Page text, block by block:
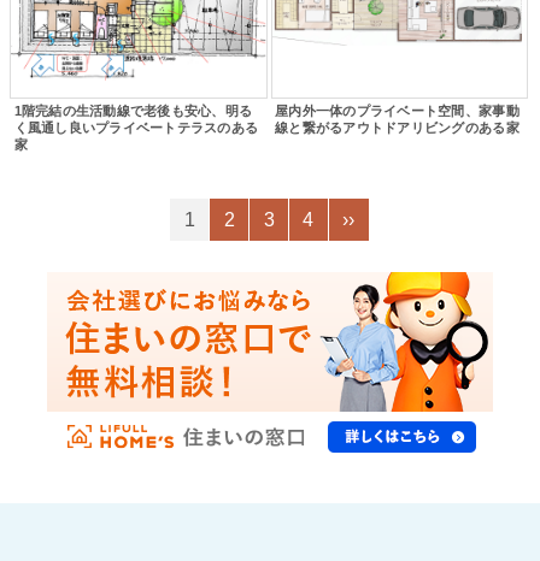
1階完結の生活動線で老後も安心、明る
く風通し良いプライベートテラスのある
家
屋内外一体のプライベート空間、家事動
線と繋がるアウトドアリビングのある家
1 2 3 4 ››